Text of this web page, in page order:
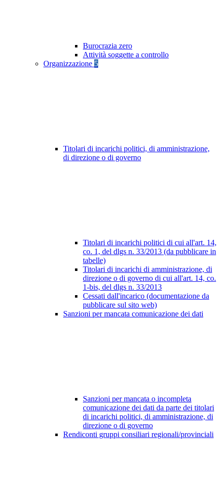
Burocrazia zero
Attività soggette a controllo
Organizzazione 5
Titolari di incarichi politici, di amministrazione,
di direzione o di governo
Titolari di incarichi politici di cui all'art. 14,
co. 1, del dlgs n. 33/2013 (da pubblicare in
tabelle)
Titolari di incarichi di amministrazione, di
direzione o di governo di cui all'art. 14, co.
1-bis, del dlgs n. 33/2013
Cessati dall'incarico (documentazione da
pubblicare sul sito web)
Sanzioni per mancata comunicazione dei dati
Sanzioni per mancata o incompleta
comunicazione dei dati da parte dei titolari
di incarichi politici, di amministrazione, di
direzione o di governo
Rendiconti gruppi consiliari regionali/provinciali